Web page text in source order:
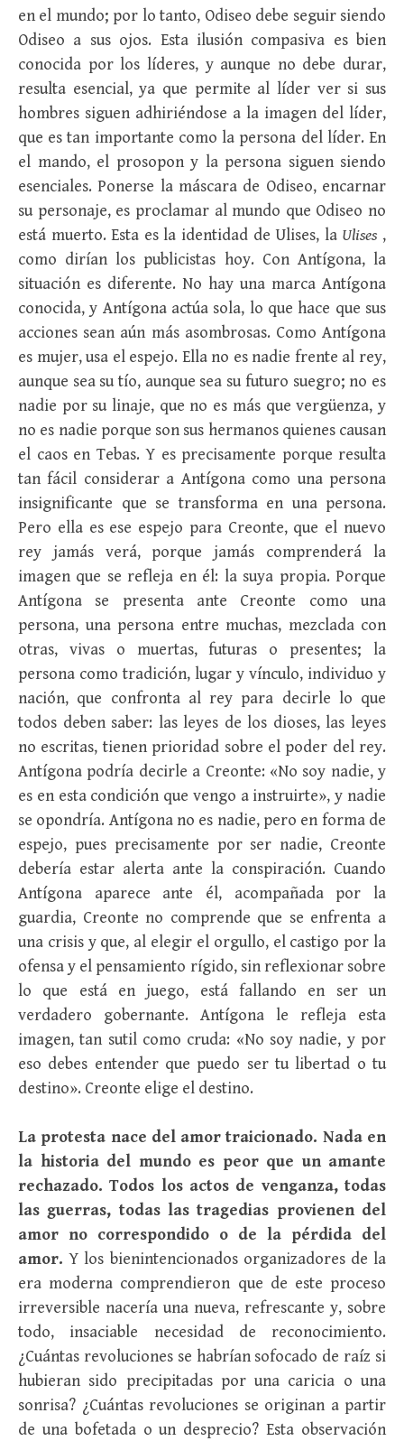
en el mundo; por lo tanto, Odiseo debe seguir siendo
Odiseo a sus ojos. Esta ilusión compasiva es bien
conocida por los líderes, y aunque no debe durar,
resulta esencial, ya que permite al líder ver si sus
hombres siguen adhiriéndose a la imagen del líder,
que es tan importante como la persona del líder. En
el mando, el prosopon y la persona siguen siendo
esenciales. Ponerse la máscara de Odiseo, encarnar
su personaje, es proclamar al mundo que Odiseo no
está muerto. Esta es la identidad de Ulises, la Ulises ,
como dirían los publicistas hoy. Con Antígona, la
situación es diferente. No hay una marca Antígona
conocida, y Antígona actúa sola, lo que hace que sus
acciones sean aún más asombrosas. Como Antígona
es mujer, usa el espejo. Ella no es nadie frente al rey,
aunque sea su tío, aunque sea su futuro suegro; no es
nadie por su linaje, que no es más que vergüenza, y
no es nadie porque son sus hermanos quienes causan
el caos en Tebas. Y es precisamente porque resulta
tan fácil considerar a Antígona como una persona
insignificante que se transforma en una persona.
Pero ella es ese espejo para Creonte, que el nuevo
rey jamás verá, porque jamás comprenderá la
imagen que se refleja en él: la suya propia. Porque
Antígona se presenta ante Creonte como una
persona, una persona entre muchas, mezclada con
otras, vivas o muertas, futuras o presentes; la
persona como tradición, lugar y vínculo, individuo y
nación, que confronta al rey para decirle lo que
todos deben saber: las leyes de los dioses, las leyes
no escritas, tienen prioridad sobre el poder del rey.
Antígona podría decirle a Creonte: «No soy nadie, y
es en esta condición que vengo a instruirte», y nadie
se opondría. Antígona no es nadie, pero en forma de
espejo, pues precisamente por ser nadie, Creonte
debería estar alerta ante la conspiración. Cuando
Antígona aparece ante él, acompañada por la
guardia, Creonte no comprende que se enfrenta a
una crisis y que, al elegir el orgullo, el castigo por la
ofensa y el pensamiento rígido, sin reflexionar sobre
lo que está en juego, está fallando en ser un
verdadero gobernante. Antígona le refleja esta
imagen, tan sutil como cruda: «No soy nadie, y por
eso debes entender que puedo ser tu libertad o tu
destino». Creonte elige el destino.
La protesta nace del amor traicionado. Nada en
la historia del mundo es peor que un amante
rechazado. Todos los actos de venganza, todas
las guerras, todas las tragedias provienen del
amor no correspondido o de la pérdida del
amor. Y los bienintencionados organizadores de la
era moderna comprendieron que de este proceso
irreversible nacería una nueva, refrescante y, sobre
todo, insaciable necesidad de reconocimiento.
¿Cuántas revoluciones se habrían sofocado de raíz si
hubieran sido precipitadas por una caricia o una
sonrisa? ¿Cuántas revoluciones se originan a partir
de una bofetada o un desprecio? Esta observación